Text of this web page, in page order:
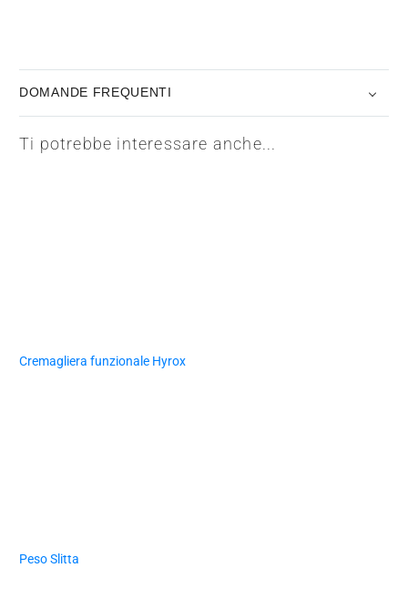
DOMANDE FREQUENTI
Ti potrebbe interessare anche...
Cremagliera funzionale Hyrox
Peso Slitta